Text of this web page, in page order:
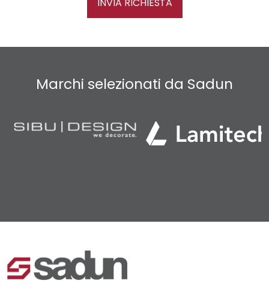
INVIA RICHIESTA
Marchi selezionati da Sadun